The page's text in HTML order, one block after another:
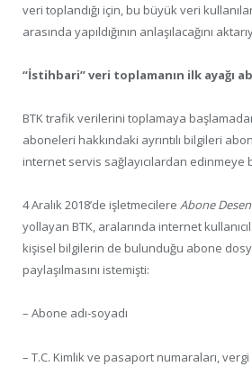
veri toplandığı için, bu büyük veri
arasında yapıldığının anlaşılacağını
“İstihbari” veri toplamanın ilk ayağı
BTK trafik verilerini toplamaya
aboneleri hakkındaki ayrıntılı bilgileri
internet servis sağlayıcılardan edinmeye
4 Aralık 2018’de işletmecilere Abone Desen
yollayan BTK, aralarında internet
kişisel bilgilerin de bulunduğu abone
paylaşılmasını istemişti:
– Abone adı-soyadı
– T.C. Kimlik ve pasaport numaraları, vergi